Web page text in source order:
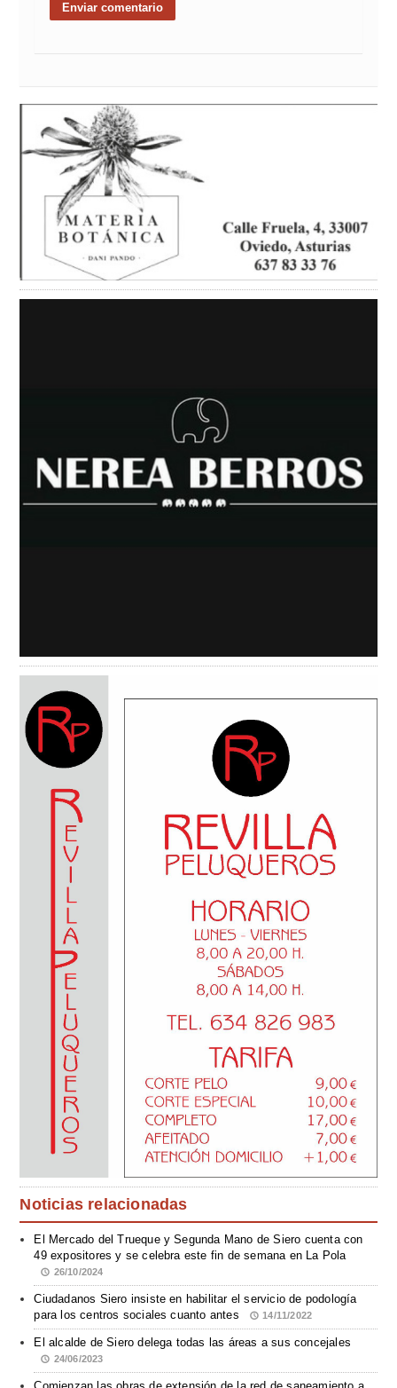
Noticias relacionadas
El Mercado del Trueque y Segunda Mano de Siero cuenta con
49 expositores y se celebra este fin de semana en La Pola
26/10/2024
Ciudadanos Siero insiste en habilitar el servicio de podología
para los centros sociales cuanto antes
14/11/2022
El alcalde de Siero delega todas las áreas a sus concejales
24/06/2023